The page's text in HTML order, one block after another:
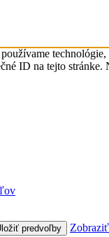
ID na tejto
predvoľby